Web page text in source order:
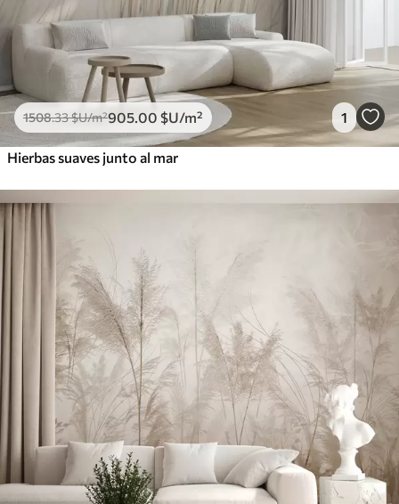
1508.33$U/m²905 .00 $U/m² 1
Hierbas suaves junto al mar